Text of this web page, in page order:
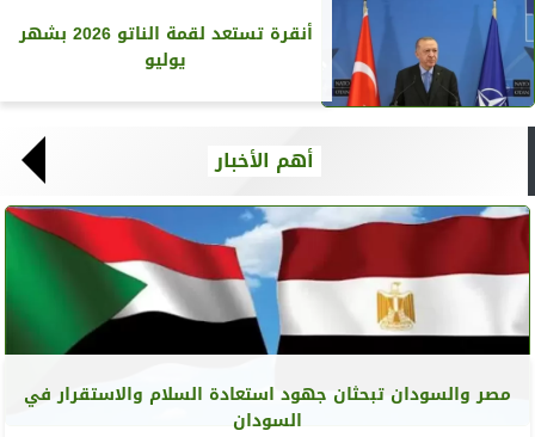
أنقرة تستعد لقمة الناتو 2026 بشهر
يوليو
أهم الأخبار
مصر والسودان تبحثان جهود استعادة السلام والاستقرار في
السودان